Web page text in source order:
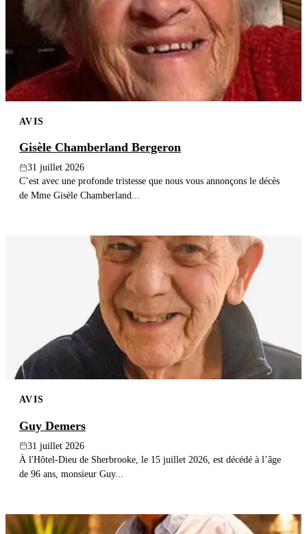
AVIS
Gisèle Chamberland Bergeron
31 juillet 2026
C’est avec une profonde tristesse que nous vous annonçons le décès
de Mme Gisèle Chamberland...
AVIS
Guy Demers
31 juillet 2026
À l'Hôtel-Dieu de Sherbrooke, le 15 juillet 2026, est décédé à l’âge
de 96 ans, monsieur Guy...